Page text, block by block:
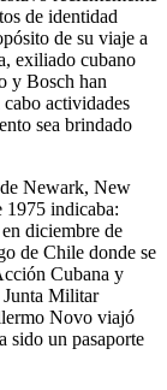
de identidad
de su viaje a
exiliado cubano
y Bosch han
actividades
sea brindado
Newark, New
1975 indicaba:
diciembre de
de Chile donde se
Cubana y
Junta Militar
Novo viajó
sido un pasaporte